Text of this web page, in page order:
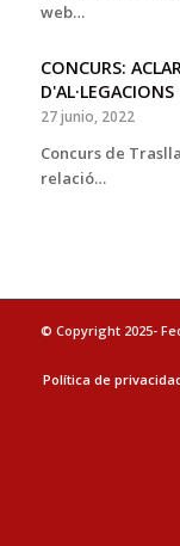
web…
CONCURS:
D'AL·LEGACIONS
27 junio, 2022
Concurs de
relació…
© Copyright 2025-
Política de